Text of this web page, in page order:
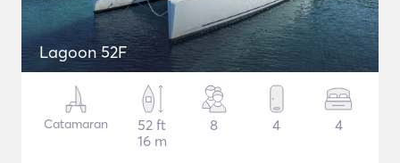
Lagoon 52F
Catamaran
52 ft
16 m
8 4 4